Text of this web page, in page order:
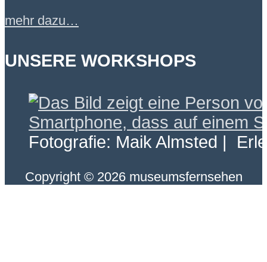
mehr dazu…
UNSERE WORKSHOPS
Fotografie: Maik Almsted |
Copyright © 2026 museumsfernsehen